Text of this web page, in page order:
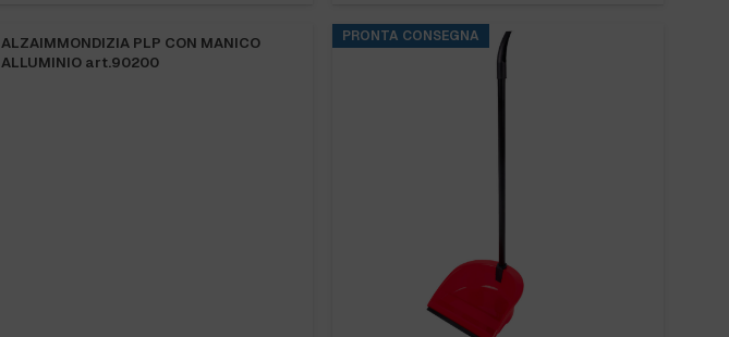
ALZAIMMONDIZIA PLP CON MANICO
ALLUMINIO art.90200
PRONTA CONSEGNA